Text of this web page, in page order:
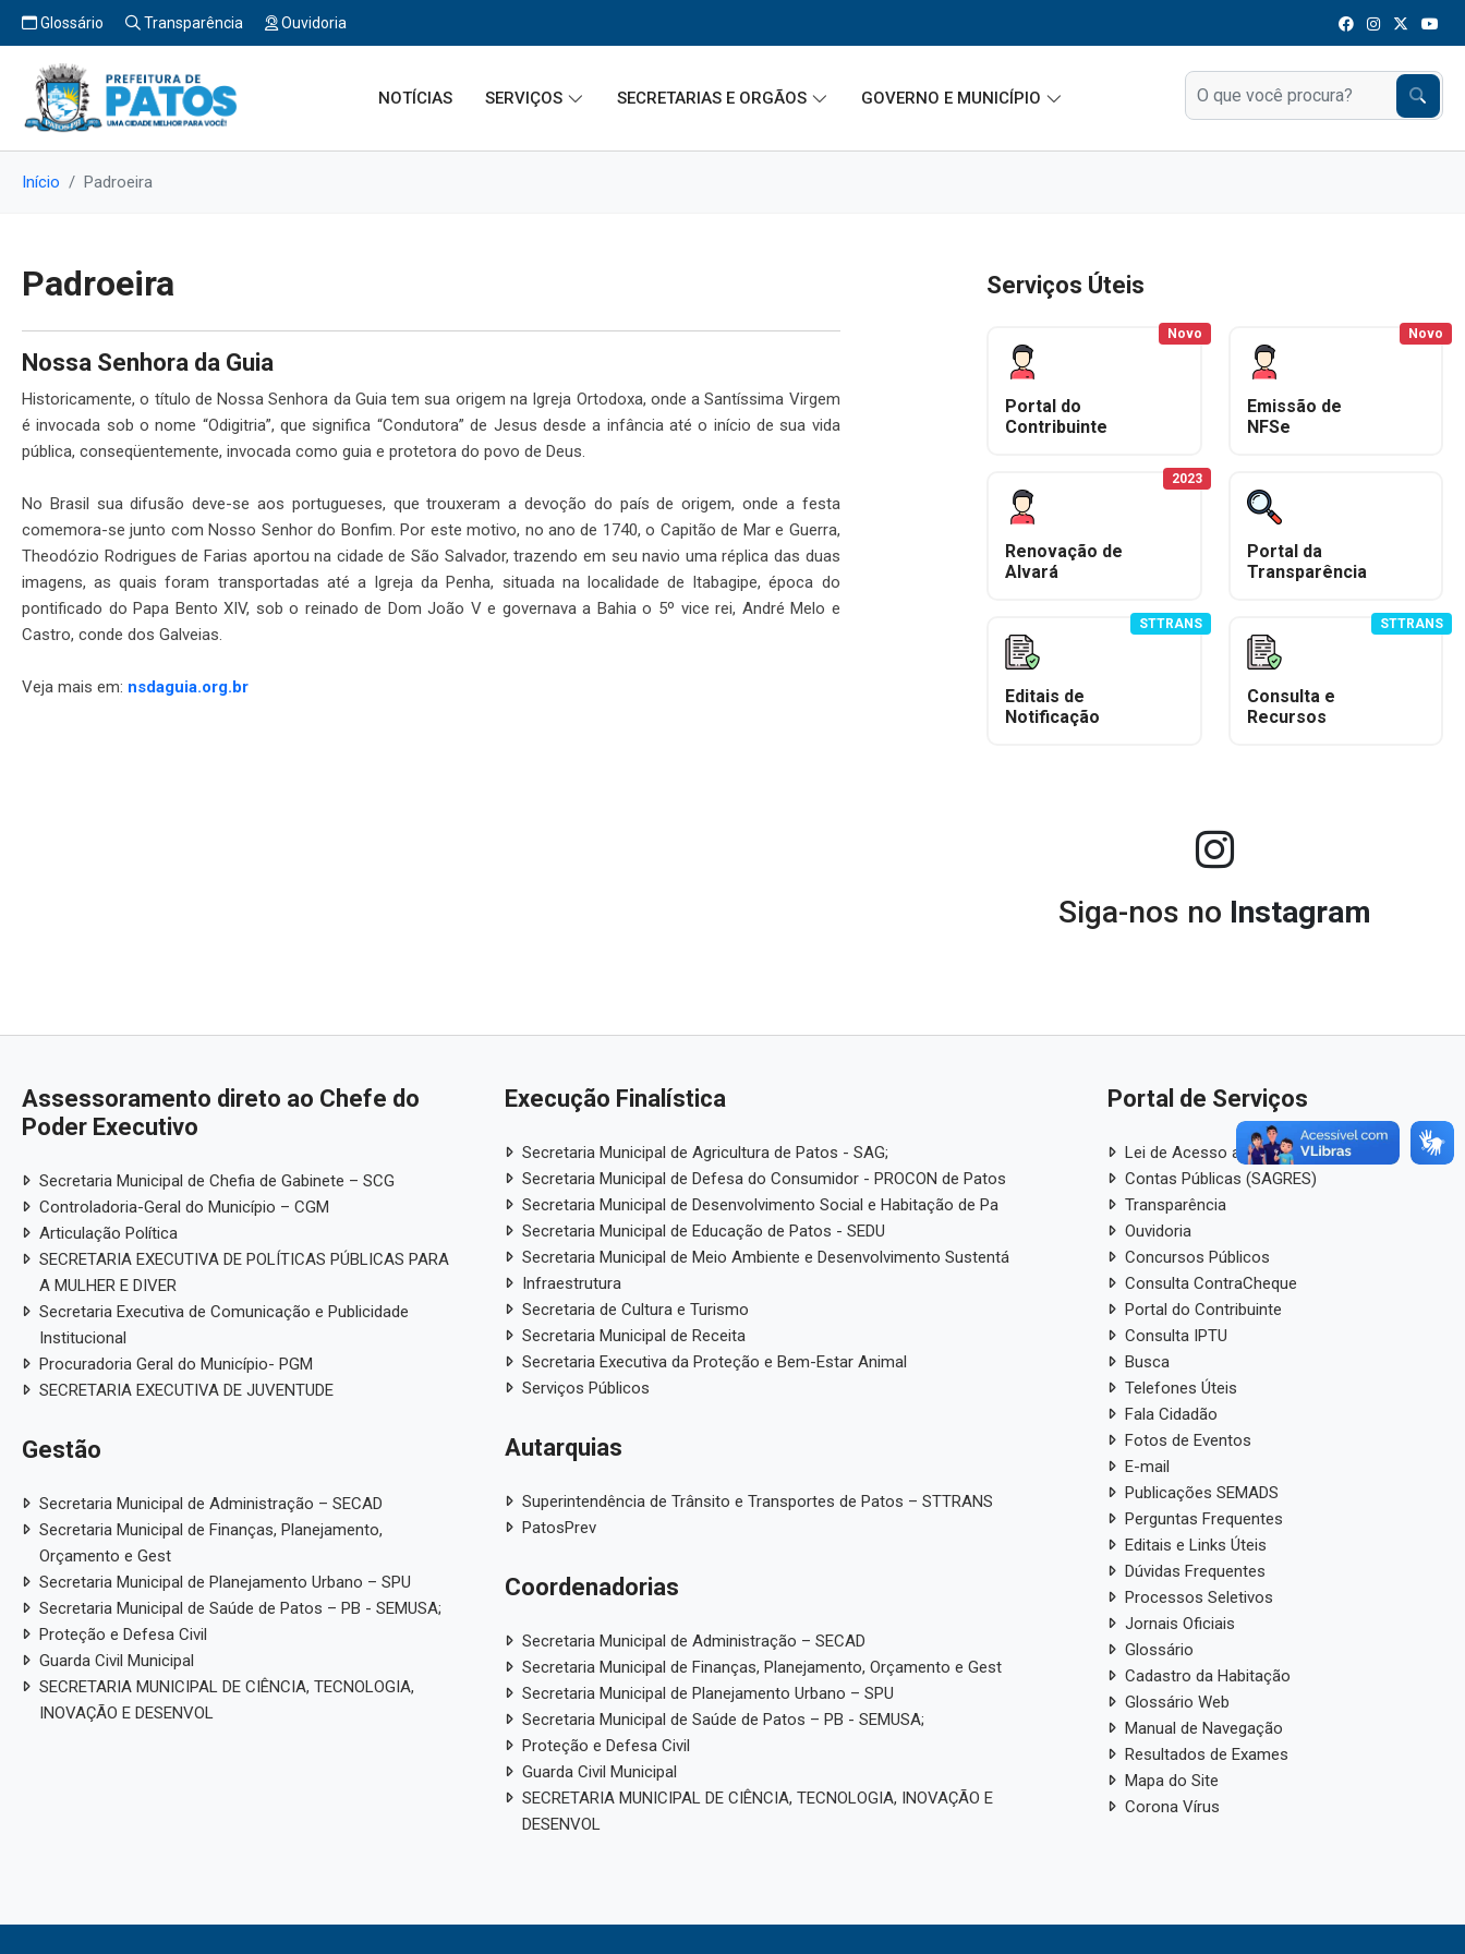
Glossário Transparência Ouvidoria
NOTÍCIAS SERVIÇOS SECRETARIAS E ORGÃOS GOVERNO E MUNICÍPIO
Início Padroeira
Padroeira
Nossa Senhora da Guia
Historicamente, o título de Nossa Senhora da Guia tem sua origem na Igreja Ortodoxa, onde a Santíssima Virgem
é invocada sob o nome “Odigitria”, que significa “Condutora” de Jesus desde a infância até o início de sua vida
pública, conseqüentemente, invocada como guia e protetora do povo de Deus.
No Brasil sua difusão deve-se aos portugueses, que trouxeram a devoção do país de origem, onde a festa
comemora-se junto com Nosso Senhor do Bonfim. Por este motivo, no ano de 1740, o Capitão de Mar e Guerra,
Theodózio Rodrigues de Farias aportou na cidade de São Salvador, trazendo em seu navio uma réplica das duas
imagens, as quais foram transportadas até a Igreja da Penha, situada na localidade de Itabagipe, época do
pontificado do Papa Bento XIV, sob o reinado de Dom João V e governava a Bahia o 5º vice rei, André Melo e
Castro, conde dos Galveias.
Veja mais em: nsdaguia.org.br
Serviços Úteis
Portal do
Contribuinte
Novo
Emissão de
NFSe
Novo
Renovação de
Alvará
2023
Portal da
Transparência
Editais de
Notificação
STTRANS
Consulta e
Recursos
STTRANS
Siga-nos no Instagram
Assessoramento direto ao Chefe do
Poder Executivo
Secretaria Municipal de Chefia de Gabinete – SCG
Controladoria-Geral do Município – CGM
Articulação Política
SECRETARIA EXECUTIVA DE POLÍTICAS PÚBLICAS PARA
A MULHER E DIVER
Secretaria Executiva de Comunicação e Publicidade
Institucional
Procuradoria Geral do Município- PGM
SECRETARIA EXECUTIVA DE JUVENTUDE
Gestão
Secretaria Municipal de Administração – SECAD
Secretaria Municipal de Finanças, Planejamento,
Orçamento e Gest
Secretaria Municipal de Planejamento Urbano – SPU
Secretaria Municipal de Saúde de Patos – PB - SEMUSA;
Proteção e Defesa Civil
Guarda Civil Municipal
SECRETARIA MUNICIPAL DE CIÊNCIA, TECNOLOGIA,
INOVAÇÃO E DESENVOL
Execução Finalística
Secretaria Municipal de Agricultura de Patos - SAG;
Secretaria Municipal de Defesa do Consumidor - PROCON de Patos
Secretaria Municipal de Desenvolvimento Social e Habitação de Pa
Secretaria Municipal de Educação de Patos - SEDU
Secretaria Municipal de Meio Ambiente e Desenvolvimento Sustentá
Infraestrutura
Secretaria de Cultura e Turismo
Secretaria Municipal de Receita
Secretaria Executiva da Proteção e Bem-Estar Animal
Serviços Públicos
Autarquias
Superintendência de Trânsito e Transportes de Patos – STTRANS
PatosPrev
Coordenadorias
Secretaria Municipal de Administração – SECAD
Secretaria Municipal de Finanças, Planejamento, Orçamento e Gest
Secretaria Municipal de Planejamento Urbano – SPU
Secretaria Municipal de Saúde de Patos – PB - SEMUSA;
Proteção e Defesa Civil
Guarda Civil Municipal
SECRETARIA MUNICIPAL DE CIÊNCIA, TECNOLOGIA, INOVAÇÃO E
DESENVOL
Portal de Serviços
Lei de Acesso a Informação
Contas Públicas (SAGRES)
Transparência
Ouvidoria
Concursos Públicos
Consulta ContraCheque
Portal do Contribuinte
Consulta IPTU
Busca
Telefones Úteis
Fala Cidadão
Fotos de Eventos
E-mail
Publicações SEMADS
Perguntas Frequentes
Editais e Links Úteis
Dúvidas Frequentes
Processos Seletivos
Jornais Oficiais
Glossário
Cadastro da Habitação
Glossário Web
Manual de Navegação
Resultados de Exames
Mapa do Site
Corona Vírus